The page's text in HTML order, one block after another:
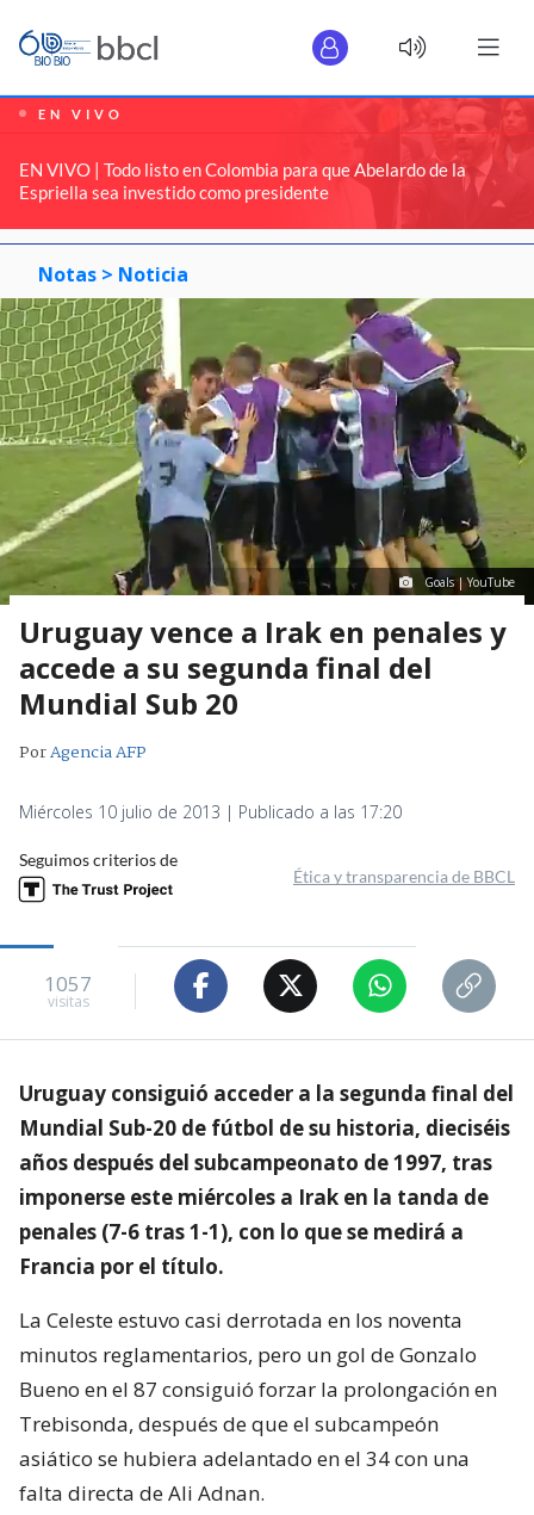
EN VIVO
EN VIVO | Todo listo en Colombia para que Abelardo de la
Espriella sea investido como presidente
Notas > Noticia
Goals | YouTube
Uruguay vence a Irak en penales y
accede a su segunda final del
Mundial Sub 20
PorAgencia AFP
Miércoles 10 julio de 2013 | Publicado a las 17:20
Seguimos criterios de
Ética y transparencia de BBCL
1057
visitas
Uruguay consiguió acceder a la segunda final del
Mundial Sub-20 de fútbol de su historia, dieciséis
años después del subcampeonato de 1997, tras
imponerse este miércoles a Irak en la tanda de
penales (7-6 tras 1-1), con lo que se medirá a
Francia por el título.
La Celeste estuvo casi derrotada en los noventa
minutos reglamentarios, pero un gol de Gonzalo
Bueno en el 87 consiguió forzar la prolongación en
Trebisonda, después de que el subcampeón
asiático se hubiera adelantado en el 34 con una
falta directa de Ali Adnan.